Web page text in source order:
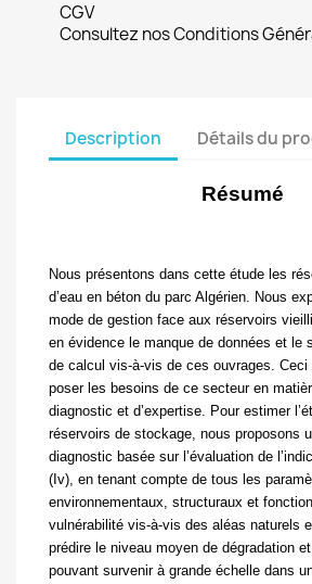
CGV
Consultez nos Conditions
Description Détails du
Résumé
Nous présentons dans cette étude les
d’eau en béton du parc Algérien. Nous
mode de gestion face aux réservoirs
en évidence le manque de données et le
de calcul vis-à-vis de ces ouvrages. Ceci
poser les besoins de ce secteur en
diagnostic et d’expertise. Pour estimer
réservoirs de stockage, nous proposons
diagnostic basée sur l’évaluation de
(Iv), en tenant compte de tous les
environnementaux, structuraux et
vulnérabilité vis-à-vis des aléas naturels
prédire le niveau moyen de dégradation
pouvant survenir à grande échelle dans